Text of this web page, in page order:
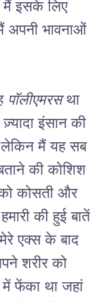
मैं इसके लिए
अपनी भावनाओं
पॉलीएमरस था
इंसान की
लेकिन मैं यह सब
की कोशिश
कोसती और
की हुई बातें
एक्स के बाद
शरीर को
फेंका था जहां